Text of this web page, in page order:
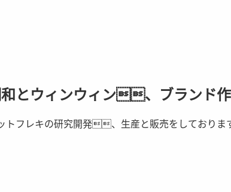
ウィンウィン、ブランド
フレキの研究開発、生産と販売をしており